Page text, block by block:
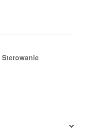
Sterowanie